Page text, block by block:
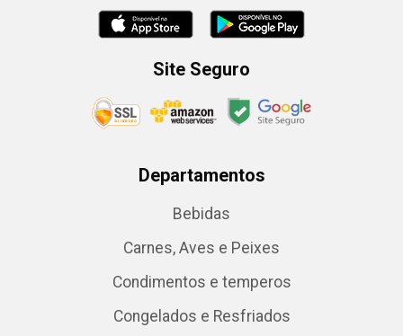
Site Seguro
Departamentos
Bebidas
Carnes, Aves e Peixes
Condimentos e temperos
Congelados e Resfriados